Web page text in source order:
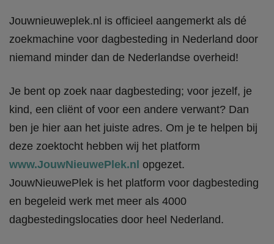
Jouwnieuweplek.nl is officieel aangemerkt als dé
zoekmachine voor dagbesteding in Nederland door
niemand minder dan de Nederlandse overheid!
Je bent op zoek naar dagbesteding; voor jezelf, je
kind, een cliënt of voor een andere verwant? Dan
ben je hier aan het juiste adres. Om je te helpen bij
deze zoektocht hebben wij het platform
www.JouwNieuwePlek.nl opgezet.
JouwNieuwePlek is het platform voor dagbesteding
en begeleid werk met meer als 4000
dagbestedingslocaties door heel Nederland.